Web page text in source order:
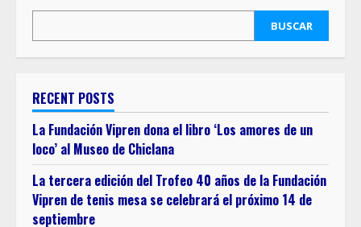
BUSCAR
RECENT POSTS
La Fundación Vipren dona el libro ‘Los amores de un
loco’ al Museo de Chiclana
La tercera edición del Trofeo 40 años de la Fundación
Vipren de tenis mesa se celebrará el próximo 14 de
septiembre